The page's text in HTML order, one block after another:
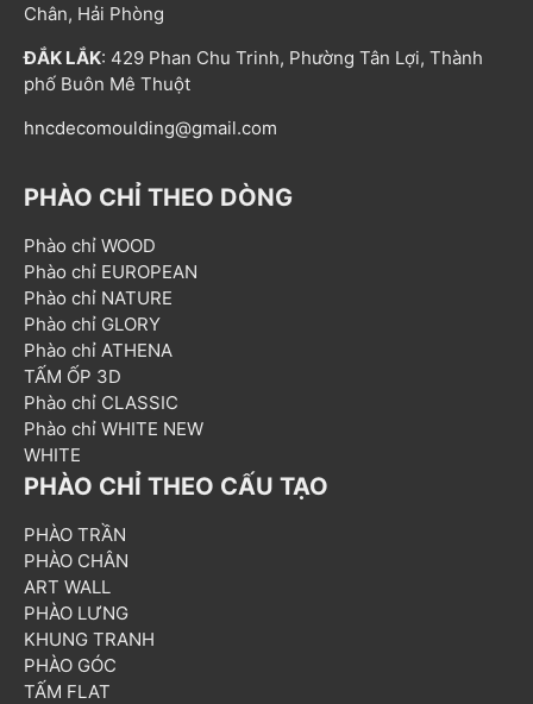
Chân, Hải Phòng
ĐẮK LẮK: 429 Phan Chu Trinh, Phường Tân Lợi, Thành
phố Buôn Mê Thuột
hncdecomoulding@gmail.com
PHÀO CHỈ THEO DÒNG
Phào chỉ WOOD
Phào chỉ EUROPEAN
Phào chỉ NATURE
Phào chỉ GLORY
Phào chỉ ATHENA
TẤM ỐP 3D
Phào chỉ CLASSIC
Phào chỉ WHITE NEW
WHITE
PHÀO CHỈ THEO CẤU TẠO
PHÀO TRẦN
PHÀO CHÂN
ART WALL
PHÀO LƯNG
KHUNG TRANH
PHÀO GÓC
TẤM FLAT